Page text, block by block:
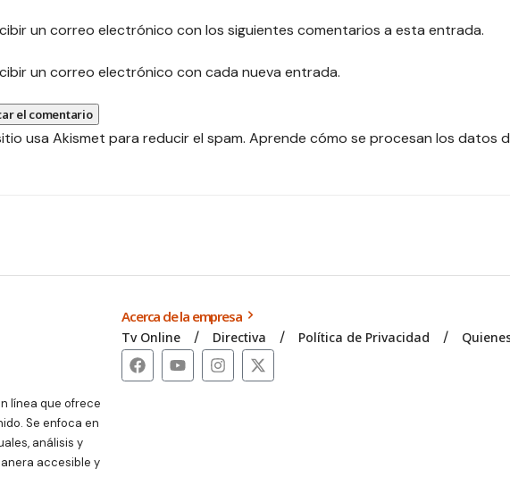
un correo electrónico con los siguientes comentarios a esta entrada.
un correo electrónico con cada nueva entrada.
usa Akismet para reducir el spam. Aprende cómo se procesan los datos
línea que ofrece
Se enfoca en
análisis y
accesible y
Acerca de la empresa
Tv Online Directiva Política de Privacidad